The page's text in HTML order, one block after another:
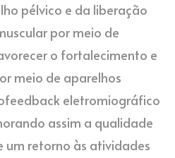
pélvico e da liberação
por meio de
o fortalecimento e
meio de aparelhos
eletromiográfico
assim a qualidade
um retorno às atividades